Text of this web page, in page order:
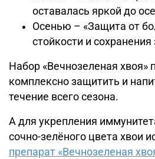
оставалась яркой до
Осенью – «Защита от
стойкости и сохранения
Набор «Вечнозеленая хвоя»
комплексно защитить и
течение всего сезона.
А для укрепления
сочно-зелёного цвета хвои
препарат «Вечнозеленая